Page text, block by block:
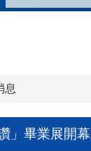
息
」畢業展開